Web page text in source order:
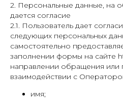
2. Персональные данные, на
дается согласие
2.1. Пользователь дает
следующих персональных
самостоятельно
заполнении формы на сайте
направлении обращения
взаимодействии с
имя;